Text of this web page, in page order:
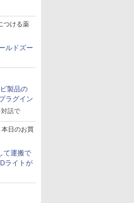
つける薬
ルドズー
製品の
ラグイン
話で
本日のお買
て運搬で
ライトが